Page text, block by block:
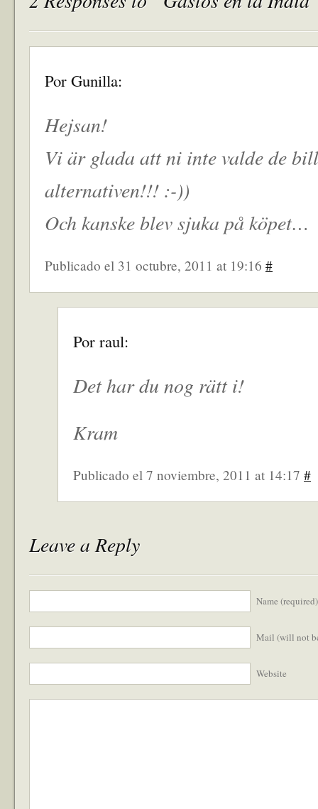
Por Gunilla:
Hejsan!
Vi är glada att ni inte valde de
alternativen!!! :-))
Och kanske blev sjuka på köpet…
Publicado el 31 octubre, 2011 at 19:16 #
Por raul:
Det har du nog rätt i!
Kram
Publicado el 7 noviembre, 2011 at 14:17 #
Leave a Reply
Name (required)
Mail (will not
Website